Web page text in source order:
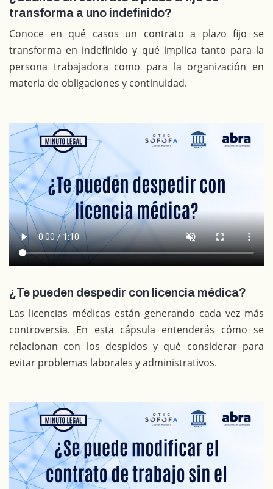
transforma a uno indefinido?
Conoce en qué casos un contrato a plazo fijo se
transforma en indefinido y qué implica tanto para la
persona trabajadora como para la organización en
materia de obligaciones y continuidad.
¿Te pueden despedir con licencia médica?
Las licencias médicas están generando cada vez más
controversia. En esta cápsula entenderás cómo se
relacionan con los despidos y qué considerar para
evitar problemas laborales y administrativos.